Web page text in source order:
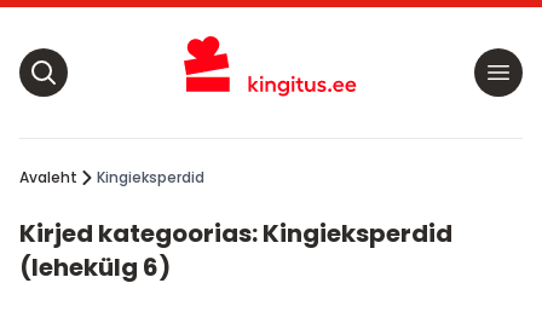
Avaleht Kingieksperdid
Kirjed kategoorias: Kingieksperdid
(lehekülg 6)